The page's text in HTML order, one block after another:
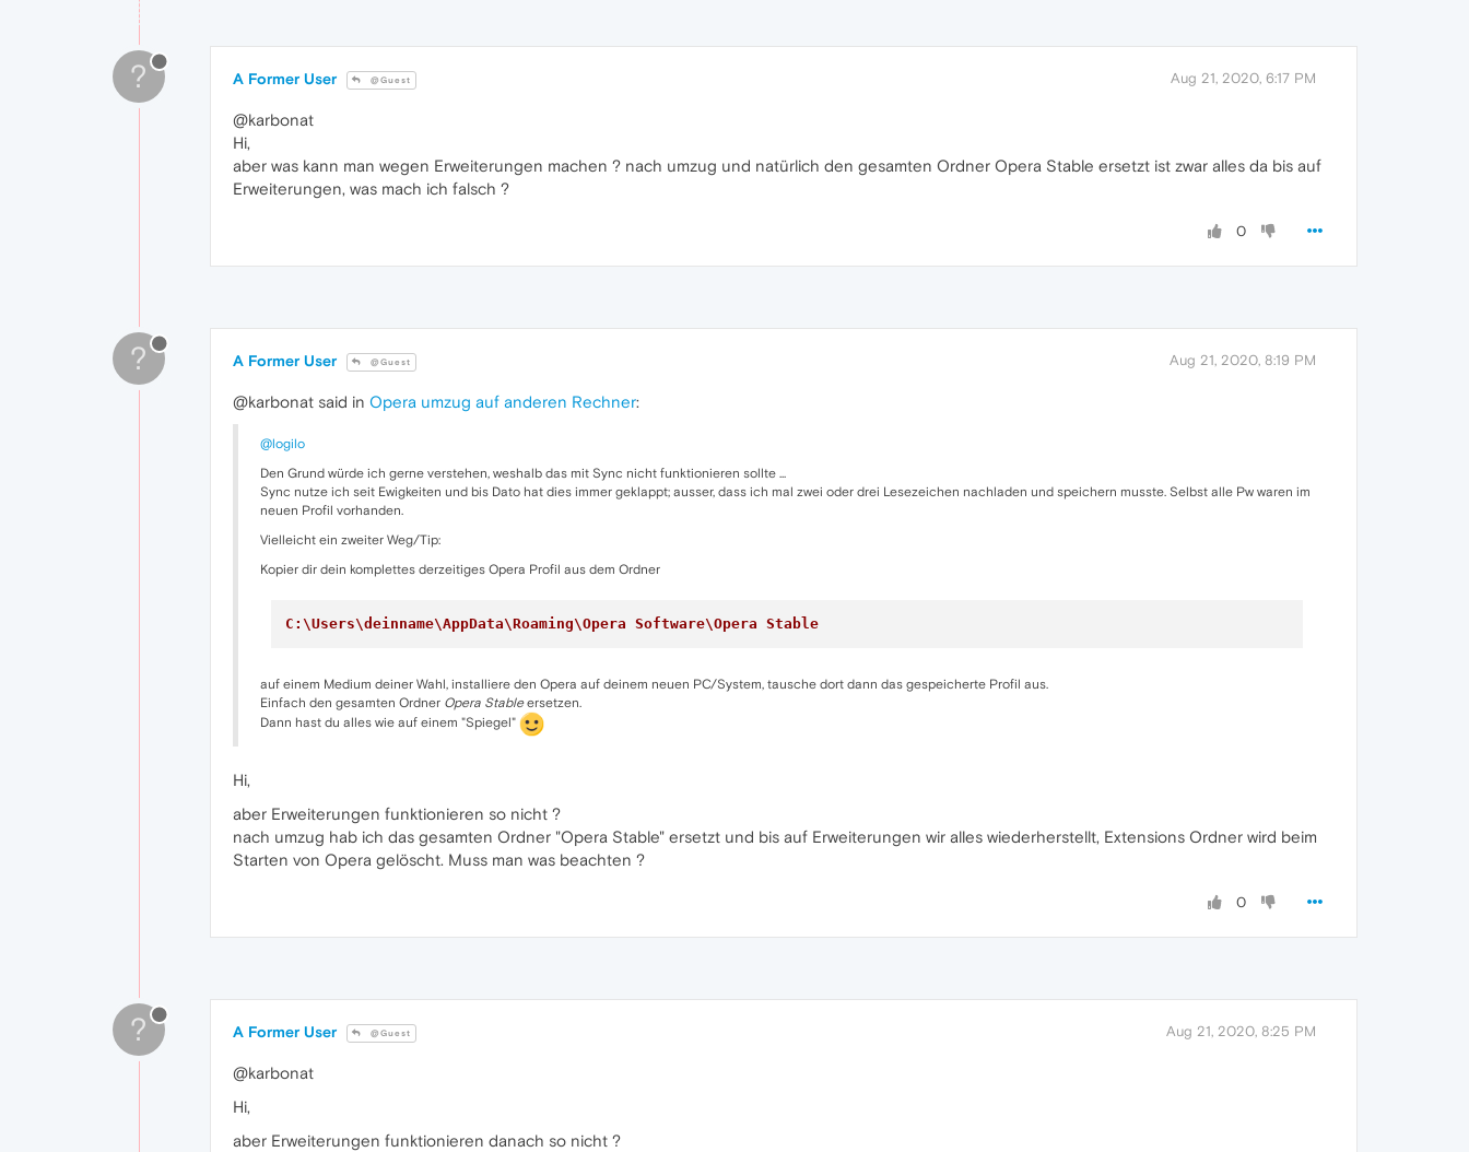
? A Former User @Guest Aug 21, 2020, 6:17 PM
@karbonat
Hi,
aber was kann man wegen Erweiterungen machen ? nach umzug und natürlich den gesamten Ordner Opera Stable ersetzt ist zwar alles da bis auf
Erweiterungen, was mach ich falsch ?
0
? A Former User @Guest Aug 21, 2020, 8:19 PM
@karbonat said in Opera umzug auf anderen Rechner:
@logilo
Den Grund würde ich gerne verstehen, weshalb das mit Sync nicht funktionieren sollte ...
Sync nutze ich seit Ewigkeiten und bis Dato hat dies immer geklappt; ausser, dass ich mal zwei oder drei Lesezeichen nachladen und speichern musste. Selbst alle Pw waren im
neuen Profil vorhanden.
Vielleicht ein zweiter Weg/Tip:
Kopier dir dein komplettes derzeitiges Opera Profil aus dem Ordner
C:\Users\deinname\AppData\Roaming\Opera Software\Opera Stable
auf einem Medium deiner Wahl, installiere den Opera auf deinem neuen PC/System, tausche dort dann das gespeicherte Profil aus.
Einfach den gesamten Ordner Opera Stableersetzen.
Dann hast du alles wie auf einem "Spiegel"
Hi,
aber Erweiterungen funktionieren so nicht ?
nach umzug hab ich das gesamten Ordner "Opera Stable" ersetzt und bis auf Erweiterungen wir alles wiederherstellt, Extensions Ordner wird beim
Starten von Opera gelöscht. Muss man was beachten ?
0
? A Former User @Guest Aug 21, 2020, 8:25 PM
@karbonat
Hi,
aber Erweiterungen funktionieren danach so nicht ?